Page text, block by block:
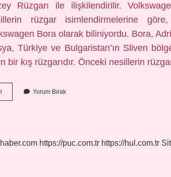
Rüzgarı ile ilişkilendirilir.
rüzgar isimlendirmelerine
Bora olarak biliniyordu. Bora,
Türkiye ve Bulgaristan’ın Sliven
bir kış rüzgarıdır. Önceki nesillerin
Volkswagen
Bora
Yorum Bırak
https://puc.com.tr https://hul.com.tr